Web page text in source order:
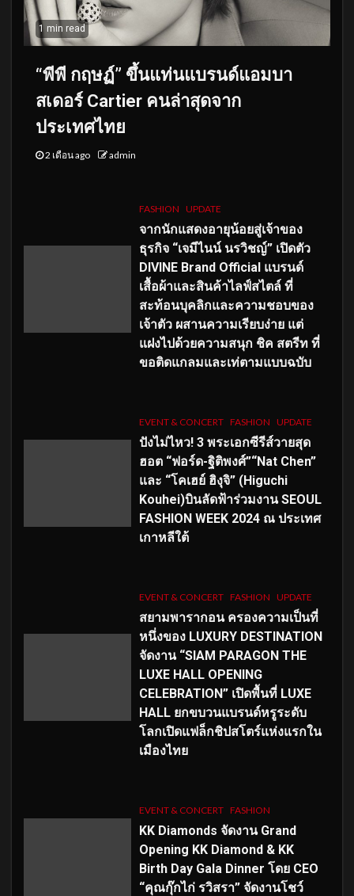
1 min read
“พีพี กฤษฏ์” ขึ้นแท่นแบรนด์แอมบา
สเดอร์ Cartier คนล่าสุดจาก
ประเทศไทย
2 เดือน ago admin
FASHION UPDATE
จากนักแสดงอายุน้อยสู่เจ้าของ
ธุรกิจ “เจมีไนน์ นรวิชญ์” เปิดตัว
DIVINE Brand Official แบรนด์
เสื้อผ้าและสินค้าไลฟ์สไตล์ ที่
สะท้อนบุคลิกและความชอบของ
เจ้าตัว ผสานความเรียบง่าย แต่
แฝงไปด้วยความสนุก ชิค สตรีท ที่
ขอติดแกลมและเท่ตามแบบฉบับ
EVENT & CONCERT FASHION UPDATE
ปังไม่ไหว! 3 พระเอกซีรีส์วายสุด
ฮอต “ฟอร์ด-ฐิติพงศ์”“Nat Chen”
และ “โคเฮย์ ฮิงุจิ” (Higuchi
Kouhei)บินลัดฟ้าร่วมงาน SEOUL
FASHION WEEK 2024 ณ ประเทศ
เกาหลีใต้
EVENT & CONCERT FASHION UPDATE
สยามพารากอน ครองความเป็นที่
หนึ่งของ LUXURY DESTINATION
จัดงาน “SIAM PARAGON THE
LUXE HALL OPENING
CELEBRATION” เปิดพื้นที่ LUXE
HALL ยกขบวนแบรนด์หรูระดับ
โลกเปิดแฟล็กชิปสโตร์แห่งแรกใน
เมืองไทย
EVENT & CONCERT FASHION
KK Diamonds จัดงาน Grand
Opening KK Diamond & KK
Birth Day Gala Dinner โดย CEO
“คุณกุ๊กไก่ รวิสรา” จัดงานโชว์